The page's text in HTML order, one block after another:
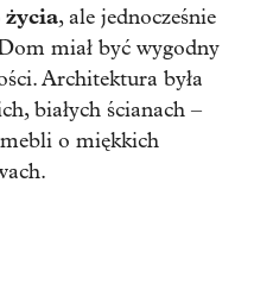
życia, ale jednocześnie
miał być wygodny
Architektura była
białych ścianach –
o miękkich